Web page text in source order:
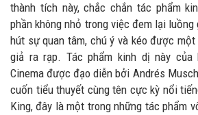
thành tích này, chắc chắn tác phẩm
phần không nhỏ trong việc đem lại
hút sự quan tâm, chú ý và kéo được
giả ra rạp. Tác phẩm kinh dị này của
Cinema được đạo diễn bởi Andrés
cuốn tiểu thuyết cùng tên cực kỳ nổi
King, đây là một trong những tác phẩm